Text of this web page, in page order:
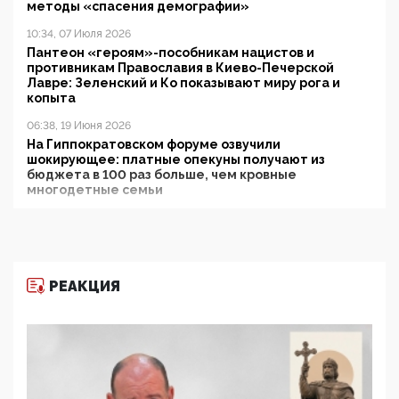
методы «спасения демографии»
10:34, 07 Июля 2026
Пантеон «героям»-пособникам нацистов и
противникам Православия в Киево-Печерской
Лавре: Зеленский и Ко показывают миру рога и
копыта
06:38, 19 Июня 2026
На Гиппократовском форуме озвучили
шокирующее: платные опекуны получают из
бюджета в 100 раз больше, чем кровные
многодетные семьи
11:53, 09 Июня 2026
деятельность ИИТО ЮНЕСКО в России, но
цифроглобалисты продолжают определять
повестку в образовании
09:43, 01 Июня 2026
РЕАКЦИЯ